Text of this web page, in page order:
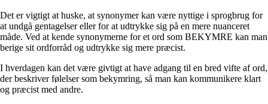
Det er vigtigt at huske, at synonymer kan være nyttige i sprogbrug for
at undgå gentagelser eller for at udtrykke sig på en mere nuanceret
måde. Ved at kende synonymerne for et ord som BEKYMRE kan man
berige sit ordforråd og udtrykke sig mere præcist.
I hverdagen kan det være givtigt at have adgang til en bred vifte af ord,
der beskriver følelser som bekymring, så man kan kommunikere klart
og præcist med andre.